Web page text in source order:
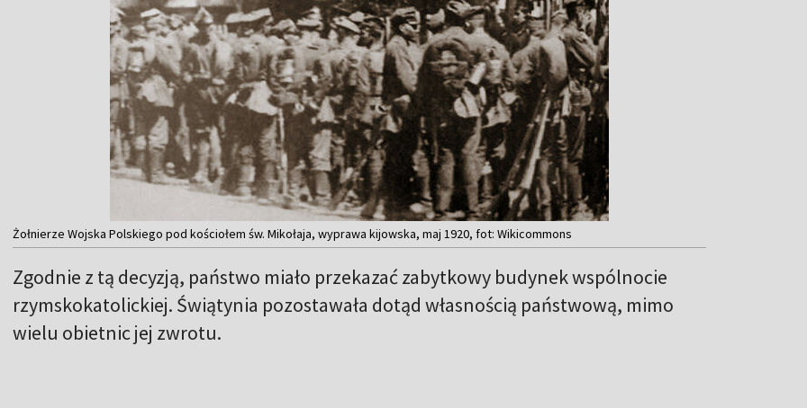
Żołnierze Wojska Polskiego pod kościołem św. Mikołaja, wyprawa kijowska, maj 1920, fot: Wikicommons
Zgodnie z tą decyzją, państwo miało przekazać zabytkowy budynek wspólnocie
rzymskokatolickiej. Świątynia pozostawała dotąd własnością państwową, mimo
wielu obietnic jej zwrotu.